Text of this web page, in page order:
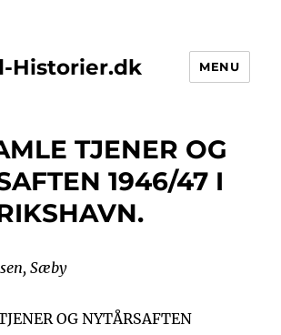
Historier.dk MENU
TJENER OG
1946/47 I
Sæby
OG NYTÅRSAFTEN